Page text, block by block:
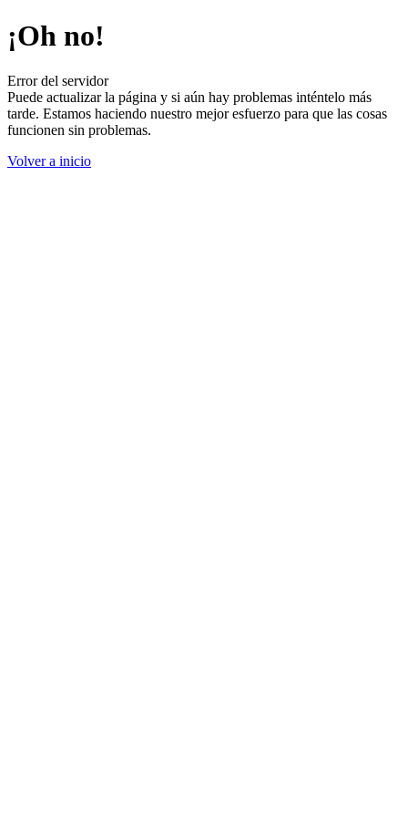
¡Oh no!
Error del servidor
Puede actualizar la página y si aún hay problemas inténtelo más
tarde. Estamos haciendo nuestro mejor esfuerzo para que las cosas
funcionen sin problemas.
Volver a inicio